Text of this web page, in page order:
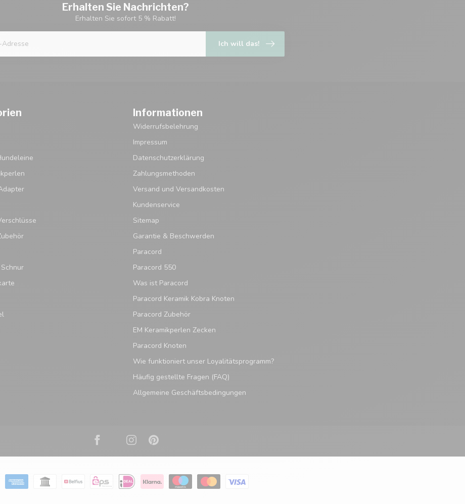
Erhalten Sie Nachrichten?
Erhalten Sie sofort 5 % Rabatt!
Ich will das!
Informationen
Widerrufsbelehrung
Impressum
Datenschutzerklärung
Zahlungsmethoden
Versand und Versandkosten
Kundenservice
Sitemap
Garantie & Beschwerden
Paracord
Paracord 550
Was ist Paracord
Paracord Keramik Kobra Knoten
Paracord Zubehör
EM Keramikperlen Zecken
Paracord Knoten
Wie funktioniert unser Loyalitätsprogramm?
Häufig gestellte Fragen (FAQ)
Allgemeine Geschäftsbedingungen